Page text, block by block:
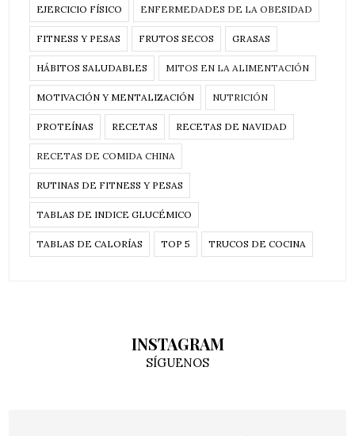
EJERCICIO FÍSICO ENFERMEDADES DE LA OBESIDAD
FITNESS Y PESAS FRUTOS SECOS GRASAS
HÁBITOS SALUDABLES MITOS EN LA ALIMENTACIÓN
MOTIVACIÓN Y MENTALIZACIÓN NUTRICIÓN
PROTEÍNAS RECETAS RECETAS DE NAVIDAD
RECETAS DE COMIDA CHINA
RUTINAS DE FITNESS Y PESAS
TABLAS DE INDICE GLUCÉMICO
TABLAS DE CALORÍAS TOP 5 TRUCOS DE COCINA
INSTAGRAM
SÍGUENOS